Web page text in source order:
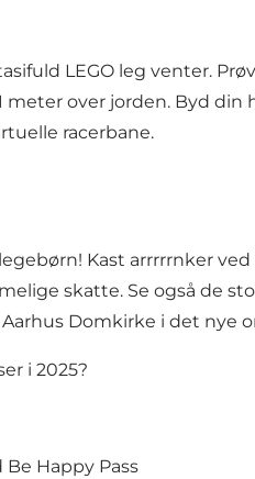
LEGO leg venter.
meter over jorden. Byd
racerbane.
Kast arrrrrnker
skatte. Se også de
Domkirke i det nye
i 2025?
Happy Pass